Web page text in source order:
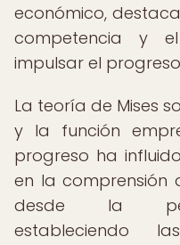
económico,
competencia y
impulsar el
La teoría de Mises
y la función
progreso ha
en la comprensión
desde la
estableciendo